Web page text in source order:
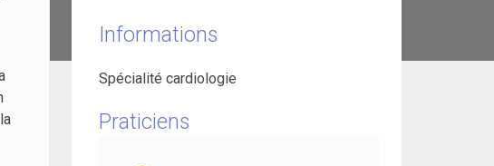
Informations
Spécialité cardiologie
Praticiens